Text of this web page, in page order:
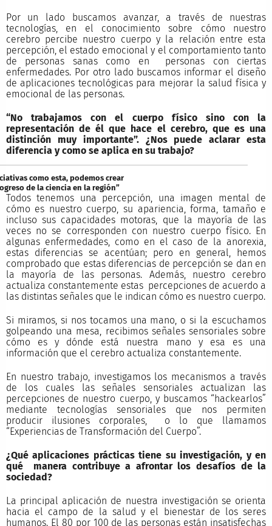
Por un lado buscamos avanzar, a través de nuestras
tecnologías, en el conocimiento sobre cómo nuestro
cerebro percibe nuestro cuerpo y la relación entre esta
percepción, el estado emocional y el comportamiento tanto
de personas sanas como en personas con ciertas
enfermedades. Por otro lado buscamos informar el diseño
de aplicaciones tecnológicas para mejorar la salud física y
emocional de las personas.
“No trabajamos con el cuerpo físico sino con la
representación de él que hace el cerebro, que es una
distinción muy importante”. ¿Nos puede aclarar esta
diferencia y como se aplica en su trabajo?
como esta, podemos crear
de la ciencia en la región”
Todos tenemos una percepción, una imagen mental de
cómo es nuestro cuerpo, su apariencia, forma, tamaño e
incluso sus capacidades motoras, que la mayoría de las
veces no se corresponden con nuestro cuerpo físico. En
algunas enfermedades, como en el caso de la anorexia,
estas diferencias se acentúan; pero en general, hemos
comprobado que estas diferencias de percepción se dan en
la mayoría de las personas. Además, nuestro cerebro
actualiza constantemente estas percepciones de acuerdo a
las distintas señales que le indican cómo es nuestro cuerpo.
Si miramos, si nos tocamos una mano, o si la escuchamos
golpeando una mesa, recibimos señales sensoriales sobre
cómo es y dónde está nuestra mano y esa es una
información que el cerebro actualiza constantemente.
En nuestro trabajo, investigamos los mecanismos a través
de los cuales las señales sensoriales actualizan las
percepciones de nuestro cuerpo, y buscamos “hackearlos”
mediante tecnologías sensoriales que nos permiten
producir ilusiones corporales, o lo que llamamos
“Experiencias de Transformación del Cuerpo”.
¿Qué aplicaciones prácticas tiene su investigación, y en
qué manera contribuye a afrontar los desafíos de la
sociedad?
La principal aplicación de nuestra investigación se orienta
hacia el campo de la salud y el bienestar de los seres
humanos. El 80 por 100 de las personas están insatisfechas